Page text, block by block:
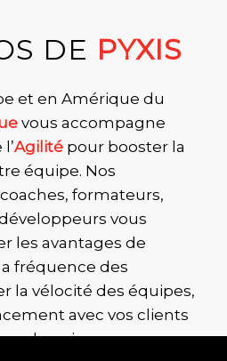
DE PYXIS
et en Amérique du
vous accompagne
Agilitépour booster la
équipe. Nos
formateurs,
vous
les avantages de
fréquence des
la vélocité des équipes,
avec vos clients
besoins.